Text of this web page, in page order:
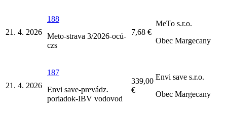
21. 4. 2026
188
Meto-strava 3/2026-ocú-
czs
7,68 €
MeTo s.r.o.
Obec Margecany
21. 4. 2026
187
Envi save-prevádz.
poriadok-IBV vodovod
339,00
€
Envi save s.r.o.
Obec Margecany